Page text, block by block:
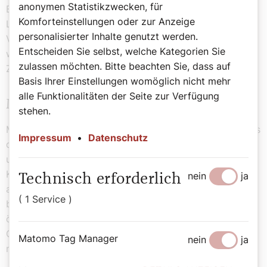
Bundesministerium für Inneres und
Landespolizeidirektion. Das schafft in vielen Fällen
Vertrauen und erleichtert auch, aufeinander zuzugehen,
weil man sich doch schon in ruhigen, unbeschwerten
Zeiten bei Dienststellenbesuchen kennengelernt hat.
Manchmal sind auch wir ratlos ...
Manchmal jedoch sind auch wir ratlos, und es fehlen uns
die richtigen Worte. Dann sind wir einfach da, hören zu
und schweigen. Unsere Haupttätigkeit ist, die
Kolleginnen und Kollegen dort zu besuchen, wo sie
arbeiten, nämlich an den Dienststellen. Diese Besuche
beginnen meist mit der Frage „Wie geht es Ihnen?“ Das
öffnet den Raum für oft sehr persönliche und intensive
Gespräche. Dabei wird weder auf Kirchenzugehörigkeit
noch auf Religionsbekenntnis geachtet.
anonymen Statistikzwecken, für
Komforteinstellungen oder zur Anzeige
personalisierter Inhalte genutzt werden.
Entscheiden Sie selbst, welche Kategorien Sie
zulassen möchten. Bitte beachten Sie, dass auf
Basis Ihrer Einstellungen womöglich nicht mehr
alle Funktionalitäten der Seite zur Verfügung
stehen.
Impressum • Datenschutz
Technisch erforderlich
( 1 Service )
nein ja
Matomo Tag Manager nein ja